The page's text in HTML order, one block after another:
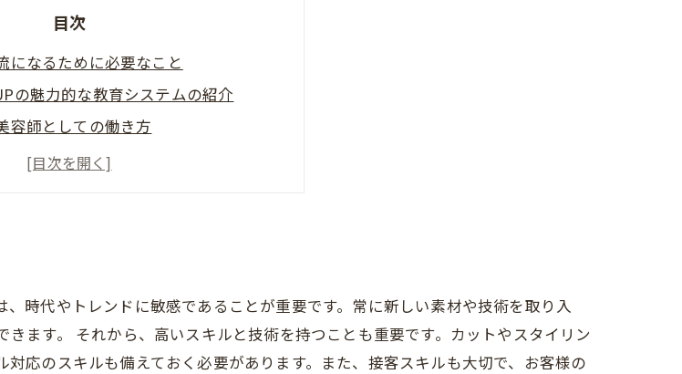
目次
になるために必要なこと
の魅力的な教育システムの紹介
容師としての働き方
に入社するメリット
時代やトレンドに敏感であることが重要です。常に新しい素材や技術を取り入
ます。 それから、高いスキルと技術を持つことも重要です。カットやスタイリン
応のスキルも備えておく必要があります。また、接客スキルも大切で、お客様の